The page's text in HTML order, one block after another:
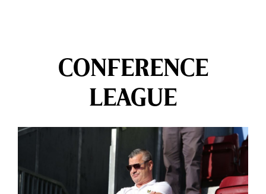
CONFERENCE
LEAGUE